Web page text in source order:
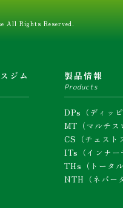
All Rights Reserved.
ジム 製品情報
Products
DPs（ディッピ
MT（マルチス
CS（チェスト
ITs（インナー
THs（トータル
NTH（ネバー